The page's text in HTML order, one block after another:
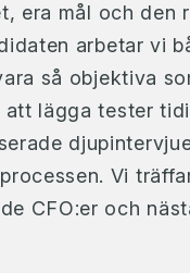
era mål och den
arbetar vi
så objektiva
lägga tester
Vi
CFO:er och